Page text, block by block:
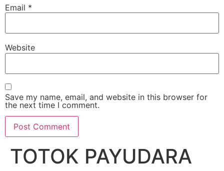
Email *
Website
Save my name, email, and website in this browser for
the next time I comment.
TOTOK PAYUDARA